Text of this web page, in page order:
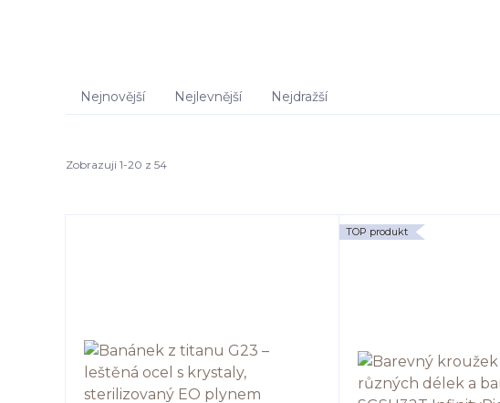
Nejnovější Nejlevnější Nejdražší
Zobrazuji 1-20 z 54
TOP produkt